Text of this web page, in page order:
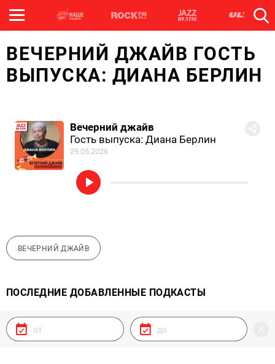
ВЕЧЕРНИЙ ДЖАЙВ ГОСТЬ
ВЫПУСКА: ДИАНА БЕРЛИН
Вечерний джайв
Гость выпуска: Диана Берлин
29.05.2026
ВЕЧЕРНИЙ ДЖАЙВ
ПОСЛЕДНИЕ ДОБАВЛЕННЫЕ ПОДКАСТЫ